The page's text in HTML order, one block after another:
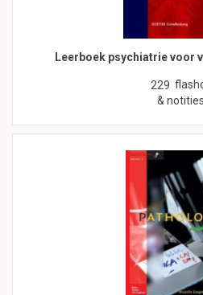
Leerboek psychiatrie voor
229
& notities